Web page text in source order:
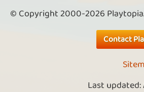
© Copyright 2000-2026
Contact
Last updated: